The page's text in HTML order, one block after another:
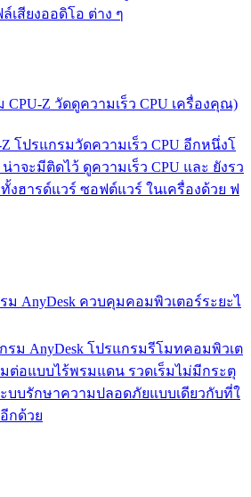
เสียงออดิโอ ต่าง ๆ
CPU-Z วัดดูความเร็ว CPU เครื่องคุณ)
โปรแกรมวัดความเร็ว CPU อีกหนึ่งโ
จะมีติดไว้ ดูความเร็ว CPU และ ยังรว
งฮารด์แวร์ ซอฟต์แวร์ ในเครื่องด้วย ฟ
ม AnyDesk ควบคุมคอมพิวเตอร์ระยะไ
รม AnyDesk โปรแกรมรีโมทคอมพิวเต
ต่อแบบไร้พรมแดน รวดเร็มไม่มีกระตุ
บบรักษาความปลอดภัยแบบเดียวกับที่ใ
กด้วย